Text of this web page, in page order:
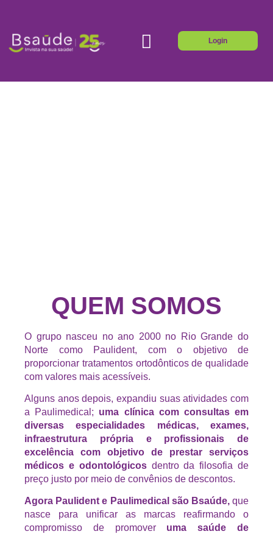
Login
QUEM SOMOS
O grupo nasceu no ano 2000 no Rio Grande do
Norte como Paulident, com o objetivo de
proporcionar tratamentos ortodônticos de qualidade
com valores mais acessíveis.
Alguns anos depois, expandiu suas atividades com
a Paulimedical; uma clínica com consultas em
diversas especialidades médicas, exames,
infraestrutura própria e profissionais de
excelência com objetivo de prestar serviços
médicos e odontológicosdentro da filosofia de
preço justo por meio de convênios de descontos.
Agora Paulident e Paulimedical são Bsaúde,que
nasce para unificar as marcas reafirmando o
compromisso de promover uma saúde de